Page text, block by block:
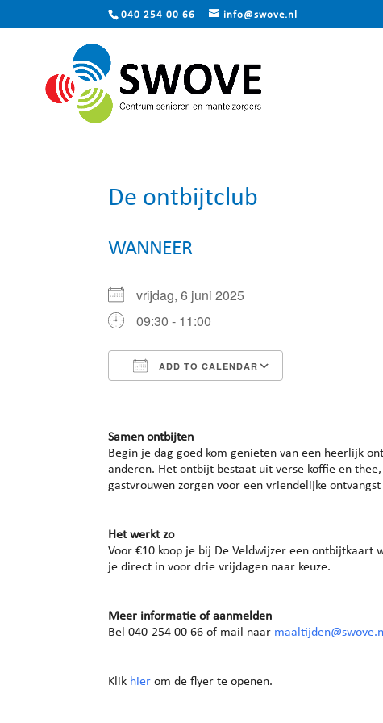
040 254 00 66 info@swove.nl
De ontbijtclub
WANNEER
vrijdag, 6 juni 2025
09:30 - 11:00
ADD TO CALENDAR
Samen ontbijten
Begin je dag goed kom genieten van een heerlijk
anderen. Het ontbijt bestaat uit verse koffie en
gastvrouwen zorgen voor een vriendelijke
Het werkt zo
Voor €10 koop je bij De Veldwijzer een ontbijtkaart
je direct in voor drie vrijdagen naar keuze.
Meer informatie of aanmelden
Bel 040-254 00 66 of mail naar
Klik hier om de flyer te openen.